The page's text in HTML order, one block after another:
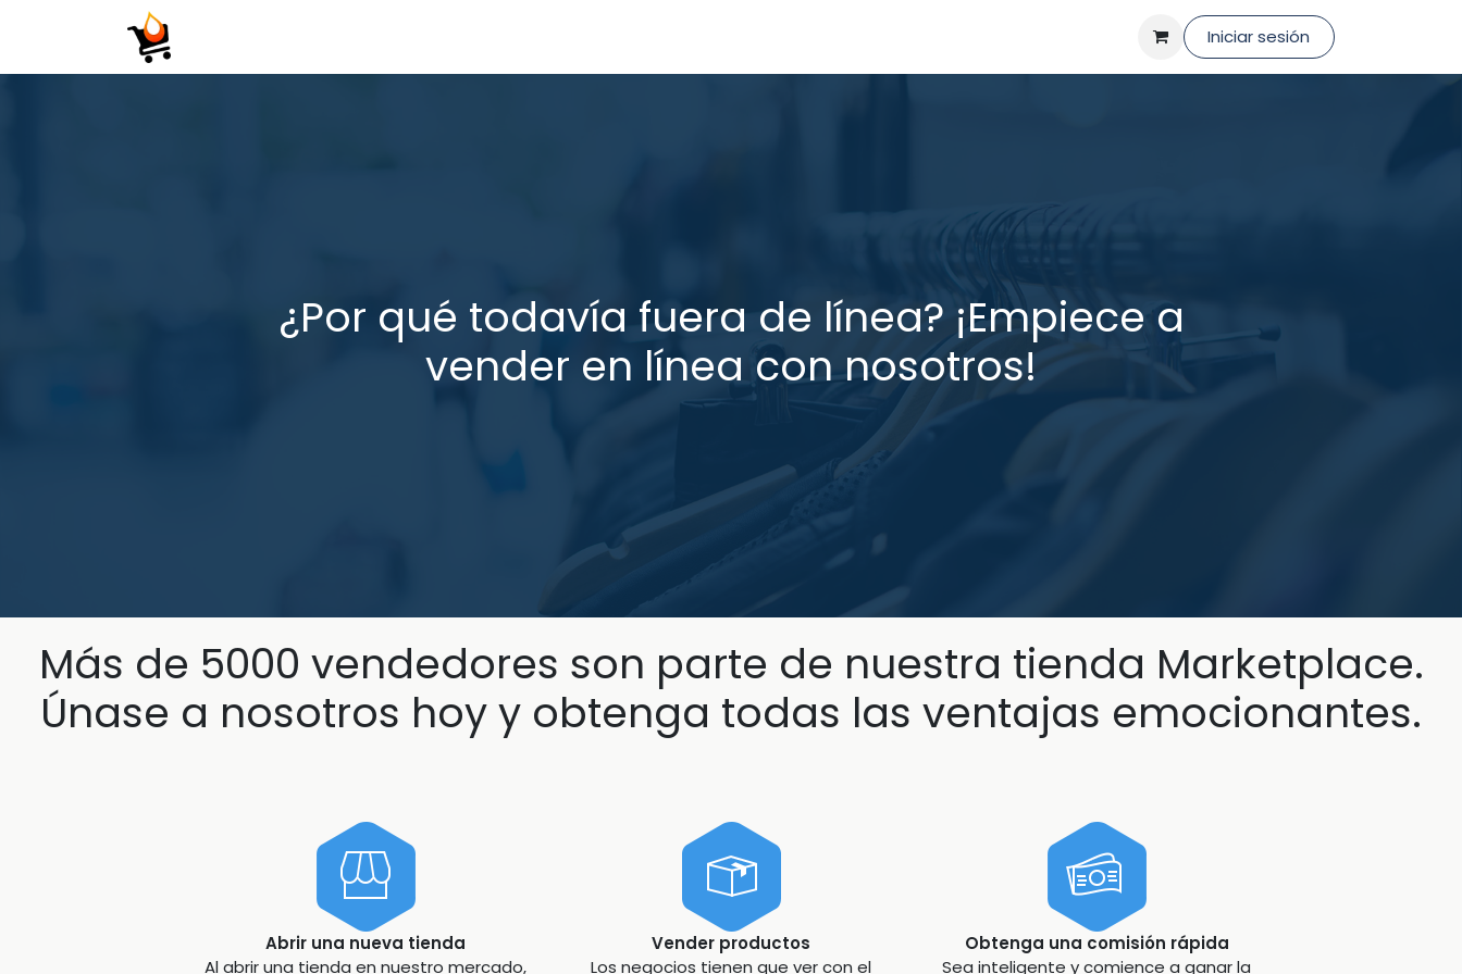
Iniciar sesión
¿Por qué todavía fuera de línea? ¡Empiece a
vender en línea con nosotros!
Más de 5000 vendedores son parte de nuestra tienda Marketplace.
Únase a nosotros hoy y obtenga todas las ventajas emocionantes.
Abrir una nueva tienda
Al abrir una tienda en nuestro mercado,
Vender productos
Los negocios tienen que ver con el
Obtenga una comisión rápida
Sea inteligente y comience a ganar la